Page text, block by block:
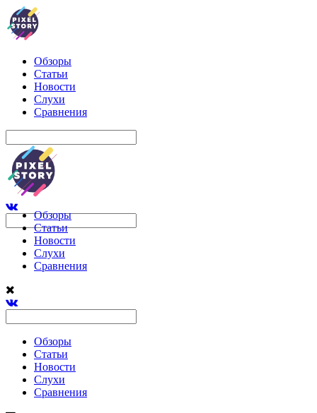
Обзоры
Статьи
Новости
Слухи
Сравнения
Обзоры
Статьи
Новости
Слухи
Сравнения
Обзоры
Статьи
Новости
Слухи
Сравнения